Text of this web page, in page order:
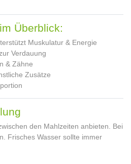
Überblick:
Muskulatur & Energie
Verdauung
& Zähne
Zusätze
den Mahlzeiten anbieten. Bei
Frisches Wasser sollte immer